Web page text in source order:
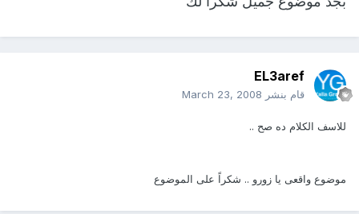
EL3aref
قام بنشر March 23, 2008
للاسف الكلام ده صح ..
موضوع واقعى يا زورو .. شكراً على الموضوع